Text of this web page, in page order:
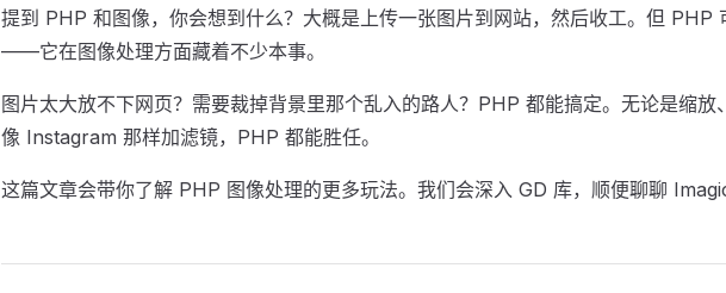
提到 PHP 和图像，你会想到什么？大概是上传一张图片到网站，然后收工。但 PHP
——它在图像处理方面藏着不少本事。
图片太大放不下网页？需要裁掉背景里那个乱入的路人？PHP 都能搞定。无论是缩放
像 Instagram 那样加滤镜，PHP 都能胜任。
这篇文章会带你了解 PHP 图像处理的更多玩法。我们会深入 GD 库，顺便聊聊